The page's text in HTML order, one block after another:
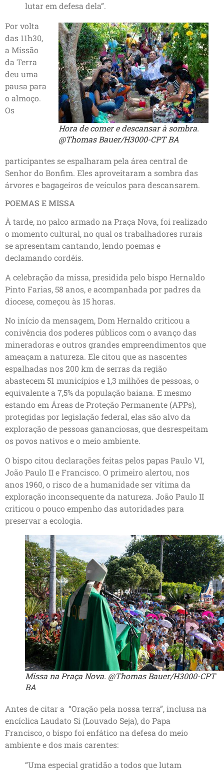
lutar em defesa dela”.
Hora de comer e descansar à sombra.
@Thomas Bauer/H3000-CPT BA
Por volta
das 11h30,
a Missão
da Terra
deu uma
pausa para
o almoço.
Os
participantes se espalharam pela área central de
Senhor do Bonfim. Eles aproveitaram a sombra das
árvores e bagageiros de veículos para descansarem.
POEMAS E MISSA
À tarde, no palco armado na Praça Nova, foi realizado
o momento cultural, no qual os trabalhadores rurais
se apresentam cantando, lendo poemas e
declamando cordéis.
A celebração da missa, presidida pelo bispo Hernaldo
Pinto Farias, 58 anos, e acompanhada por padres da
diocese, começou às 15 horas.
No início da mensagem, Dom Hernaldo criticou a
conivência dos poderes públicos com o avanço das
mineradoras e outros grandes empreendimentos que
ameaçam a natureza. Ele citou que as nascentes
espalhadas nos 200 km de serras da região
abastecem 51 municípios e 1,3 milhões de pessoas, o
equivalente a 7,5% da população baiana. E mesmo
estando em Áreas de Proteção Permanente (APPs),
protegidas por legislação federal, elas são alvo da
exploração de pessoas gananciosas, que desrespeitam
os povos nativos e o meio ambiente.
O bispo citou declarações feitas pelos papas Paulo VI,
João Paulo II e Francisco. O primeiro alertou, nos
anos 1960, o risco de a humanidade ser vítima da
exploração inconsequente da natureza. João Paulo II
criticou o pouco empenho das autoridades para
preservar a ecologia.
Missa na Praça Nova. @Thomas Bauer/H3000-CPT
BA
Antes de citar a “Oração pela nossa terra”, inclusa na
encíclica Laudato Si (Louvado Seja), do Papa
Francisco, o bispo foi enfático na defesa do meio
ambiente e dos mais carentes:
“Uma especial gratidão a todos que lutam